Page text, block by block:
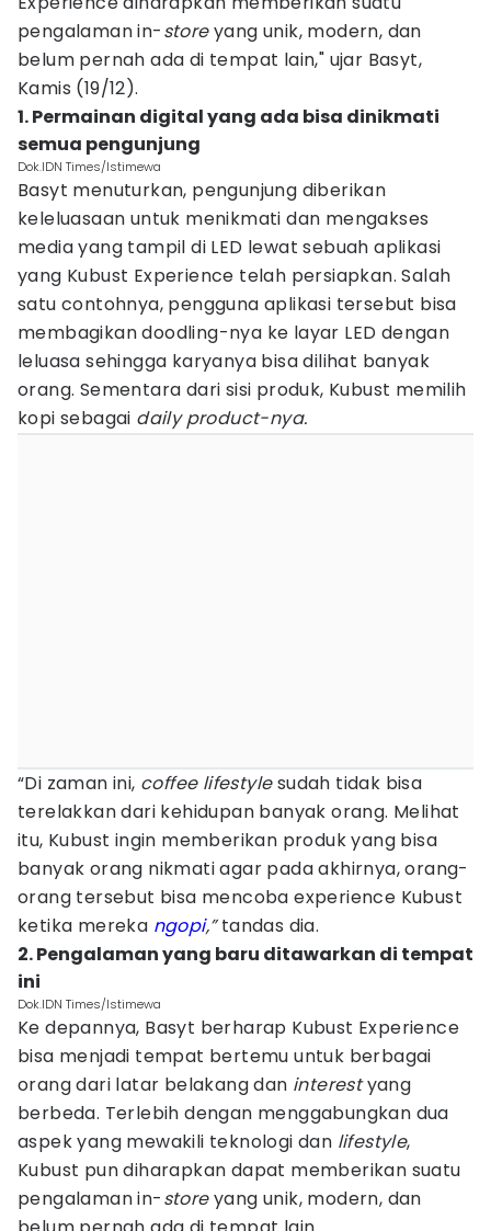
pengalaman in-storeyang unik, modern, dan
belum pernah ada di tempat lain," ujar Basyt,
Kamis (19/12).
1. Permainan digital yang ada bisa dinikmati
semua pengunjung
Dok.IDN Times/Istimewa
Basyt menuturkan, pengunjung diberikan
keleluasaan untuk menikmati dan mengakses
media yang tampil di LED lewat sebuah aplikasi
yang Kubust Experience telah persiapkan. Salah
satu contohnya, pengguna aplikasi tersebut bisa
membagikan doodling-nya ke layar LED dengan
leluasa sehingga karyanya bisa dilihat banyak
orang. Sementara dari sisi produk, Kubust memilih
kopi sebagai daily product-nya.
“Di zaman ini, coffee lifestylesudah tidak bisa
terelakkan dari kehidupan banyak orang. Melihat
itu, Kubust ingin memberikan produk yang bisa
banyak orang nikmati agar pada akhirnya, orang-
orang tersebut bisa mencoba experience Kubust
ketika mereka ngopi,”tandas dia.
2. Pengalaman yang baru ditawarkan di tempat
ini
Dok.IDN Times/Istimewa
Ke depannya, Basyt berharap Kubust Experience
bisa menjadi tempat bertemu untuk berbagai
orang dari latar belakang dan interestyang
berbeda. Terlebih dengan menggabungkan dua
aspek yang mewakili teknologi dan lifestyle,
Kubust pun diharapkan dapat memberikan suatu
pengalaman in-storeyang unik, modern, dan